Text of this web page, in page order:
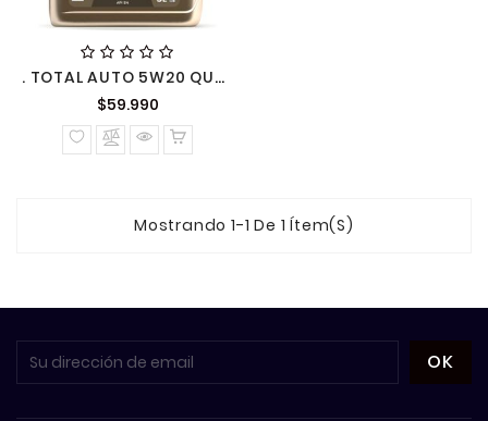
. TOTAL AUTO 5W20 QUARTZ INEO ECOB 3B 5L TOC C
$59.990Precio
normal
Mostrando 1-1 De 1 Ítem(s)